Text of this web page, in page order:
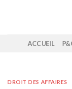
ACCUEIL
DROIT DES AFFAIRES